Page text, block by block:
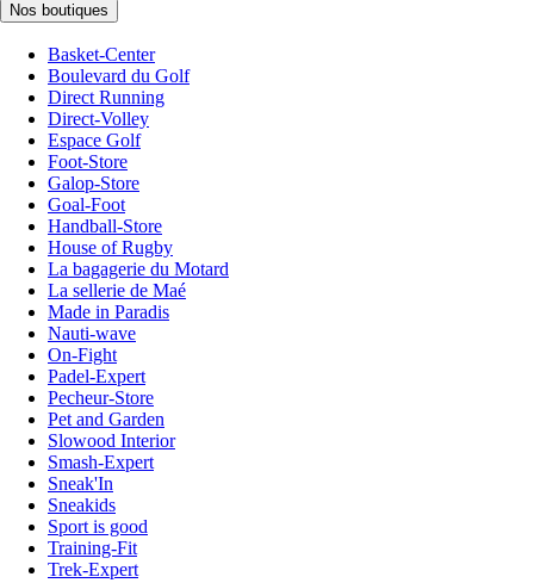
Nos boutiques
Basket-Center
Boulevard du Golf
Direct Running
Direct-Volley
Espace Golf
Foot-Store
Galop-Store
Goal-Foot
Handball-Store
House of Rugby
La bagagerie du Motard
La sellerie de Maé
Made in Paradis
Nauti-wave
On-Fight
Padel-Expert
Pecheur-Store
Pet and Garden
Slowood Interior
Smash-Expert
Sneak'In
Sneakids
Sport is good
Training-Fit
Trek-Expert